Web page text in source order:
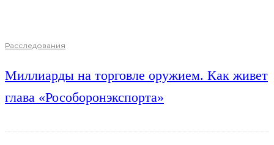
Расследования
Миллиарды на торговле оружием. Как живет
глава «Рособоронэкспорта»